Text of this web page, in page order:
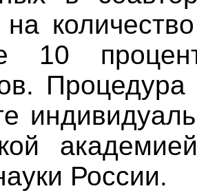
на
10
Процедура
России.